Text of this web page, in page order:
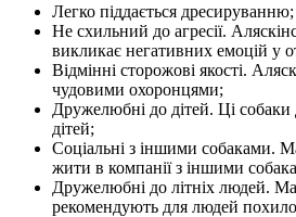
Легко піддається дресируванню;
Не схильний до агресії.
викликає негативних емоцій у
Відмінні сторожові якості.
чудовими охоронцями;
Дружелюбні до дітей. Ці
дітей;
Соціальні з іншими собаками.
жити в компанії з іншими
Дружелюбні до літніх людей.
рекомендують для людей